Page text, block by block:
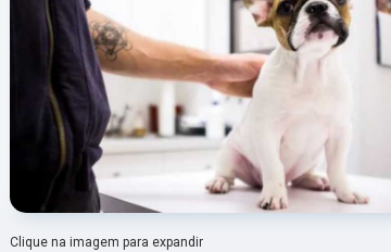
Clique na imagem para expandir